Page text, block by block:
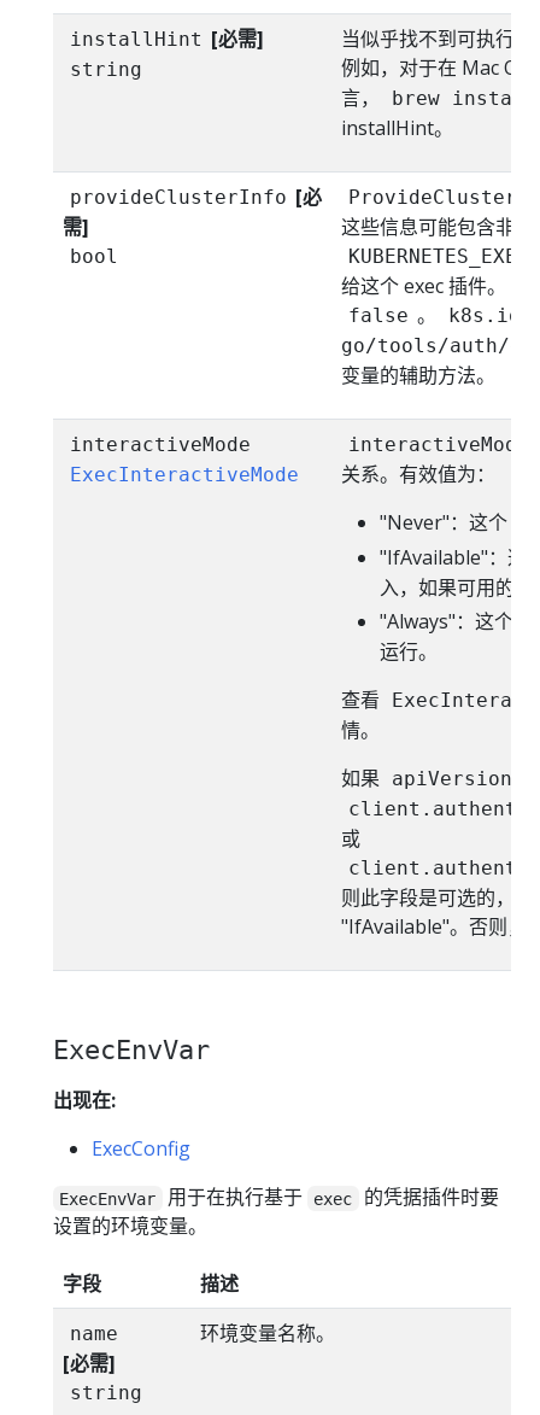
installHint [必需]
string
当似乎找不到可执行
例如，对于在 Mac OS
言，
brew
installHint。
provideClusterInfo [必
需]
bool
这些信息可能包含非
给这个 exec 插件。
false 。
go/tools/auth/
变量的辅助方法。
interactiveMode
ExecInteractiveMode
interactiveMode
关系。有效值为：
"Never"：这个
"IfAvailable"：这
入，如果可用的话
"Always"：这个
运行。
查看
情。
如果
apiVersion
或
则此字段是可选的，
"IfAvailable"。否则，
ExecEnvVar
出现在:
ExecConfig
ExecEnvVar 用于在执行基于 exec
的凭据插件时要
设置的环境变量。
字段 描述
name
[必需]
string
环境变量名称。